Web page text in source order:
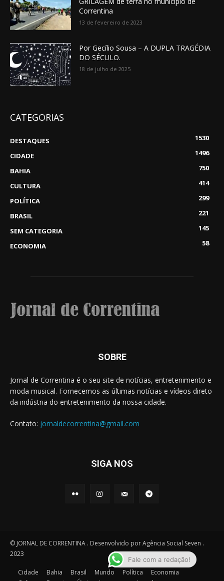
Correntina
13 de fevereiro de 2023
Por Gecílio Sousa – A DUPLA TRAGÉDIA
DO SÉCULO.
18 de julho de 2025
CATEGORIAS
DESTAQUES
1530
CIDADE
1496
BAHIA
750
CULTURA
414
POLÍTICA
299
BRASIL
221
SEM CATEGORIA
145
ECONOMIA
58
SOBRE
Jornal de Correntina é o seu site de notícias, entretenimento e
moda musical. Fornecemos as últimas notícias e vídeos direto
da indústria do entretenimento da nossa cidade.
Contato: jornaldecorrentina@gmail.com
SIGA NOS
© JORNAL DE CORRENTINA . Desenvolvido por Agência Social Seven .
2023
Cidade Bahia Brasil Mundo Política
Economia
Fale com a redação!